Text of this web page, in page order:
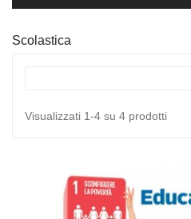
Scolastica
Visualizzati 1-4 su 4 prodotti